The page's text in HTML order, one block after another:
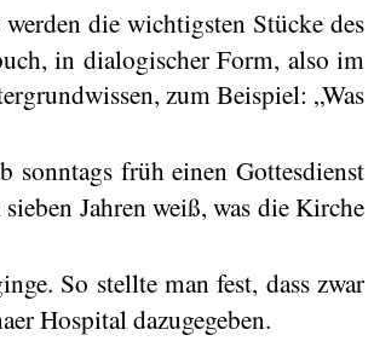
die wichtigsten Stücke des
in dialogischer Form, also im
zum Beispiel: „Was
sonntags früh einen Gottesdienst
Jahren weiß, was die Kirche
So stellte man fest, dass zwar
Hospital dazugegeben.